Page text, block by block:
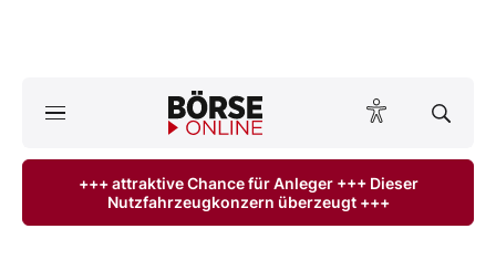
ktuelle Ausgabe BÖRSE ONLINE lesen
+++ attraktive Chance für Anleger +++ Dieser
Nutzfahrzeugkonzern überzeugt +++